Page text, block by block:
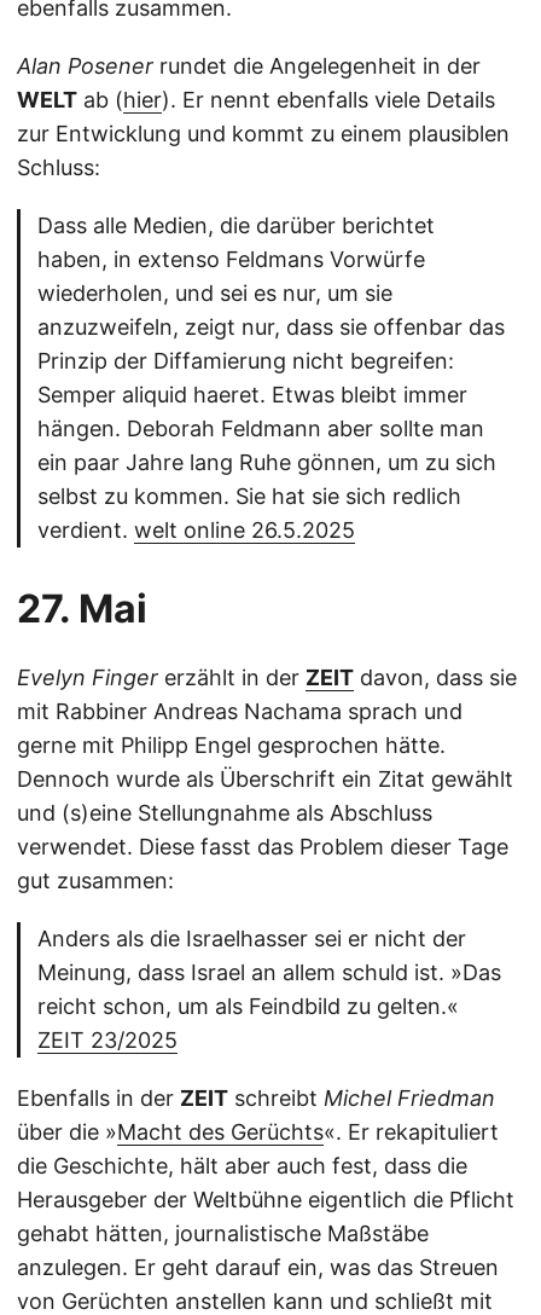
ebenfalls zusammen.
Alan Posener rundet die Angelegenheit in der
WELT ab (hier). Er nennt ebenfalls viele Details
zur Entwicklung und kommt zu einem plausiblen
Schluss:
Dass alle Medien, die darüber berichtet
haben, in extenso Feldmans Vorwürfe
wiederholen, und sei es nur, um sie
anzuzweifeln, zeigt nur, dass sie offenbar das
Prinzip der Diffamierung nicht begreifen:
Semper aliquid haeret. Etwas bleibt immer
hängen. Deborah Feldmann aber sollte man
ein paar Jahre lang Ruhe gönnen, um zu sich
selbst zu kommen. Sie hat sie sich redlich
verdient. welt online 26.5.2025
27. Mai
Evelyn Finger erzählt in der ZEIT davon, dass sie
mit Rabbiner Andreas Nachama sprach und
gerne mit Philipp Engel gesprochen hätte.
Dennoch wurde als Überschrift ein Zitat gewählt
und (s)eine Stellungnahme als Abschluss
verwendet. Diese fasst das Problem dieser Tage
gut zusammen:
Anders als die Israelhasser sei er nicht der
Meinung, dass Israel an allem schuld ist. »Das
reicht schon, um als Feindbild zu gelten.«
ZEIT 23/2025
Ebenfalls in der ZEIT schreibt Michel Friedman
über die »Macht des Gerüchts«. Er rekapituliert
die Geschichte, hält aber auch fest, dass die
Herausgeber der Weltbühne eigentlich die Pflicht
gehabt hätten, journalistische Maßstäbe
anzulegen. Er geht darauf ein, was das Streuen
von Gerüchten anstellen kann und schließt mit